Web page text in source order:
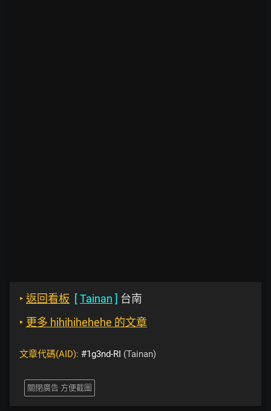
‣ 返回看板 [Tainan ] 台南
‣ 更多 hihihihehehe 的文章
文章代碼(AID): #1g3nd-RI (Tainan)
關閉廣告 方便截圖